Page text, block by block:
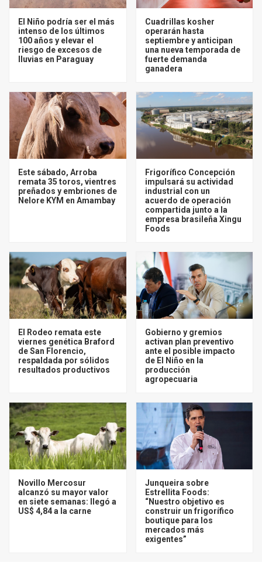
El Niño podría ser el más
intenso de los últimos
100 años y elevar el
riesgo de excesos de
lluvias en Paraguay
Cuadrillas kosher
operarán hasta
septiembre y anticipan
una nueva temporada de
fuerte demanda
ganadera
Este sábado, Arroba
remata 35 toros, vientres
preñados y embriones de
Nelore KYM en Amambay
Frigorífico Concepción
impulsará su actividad
industrial con un
acuerdo de operación
compartida junto a la
empresa brasileña Xingu
Foods
El Rodeo remata este
viernes genética Braford
de San Florencio,
respaldada por sólidos
resultados productivos
Gobierno y gremios
activan plan preventivo
ante el posible impacto
de El Niño en la
producción
agropecuaria
Novillo Mercosur
alcanzó su mayor valor
en siete semanas: llegó a
US$ 4,84 a la carne
Junqueira sobre
Estrellita Foods:
“Nuestro objetivo es
construir un frigorífico
boutique para los
mercados más
exigentes”